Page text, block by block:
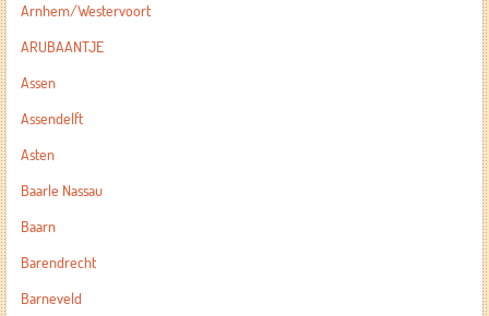
Arnhem/Westervoort
ARUBAANTJE
Assen
Assendelft
Asten
Baarle Nassau
Baarn
Barendrecht
Barneveld